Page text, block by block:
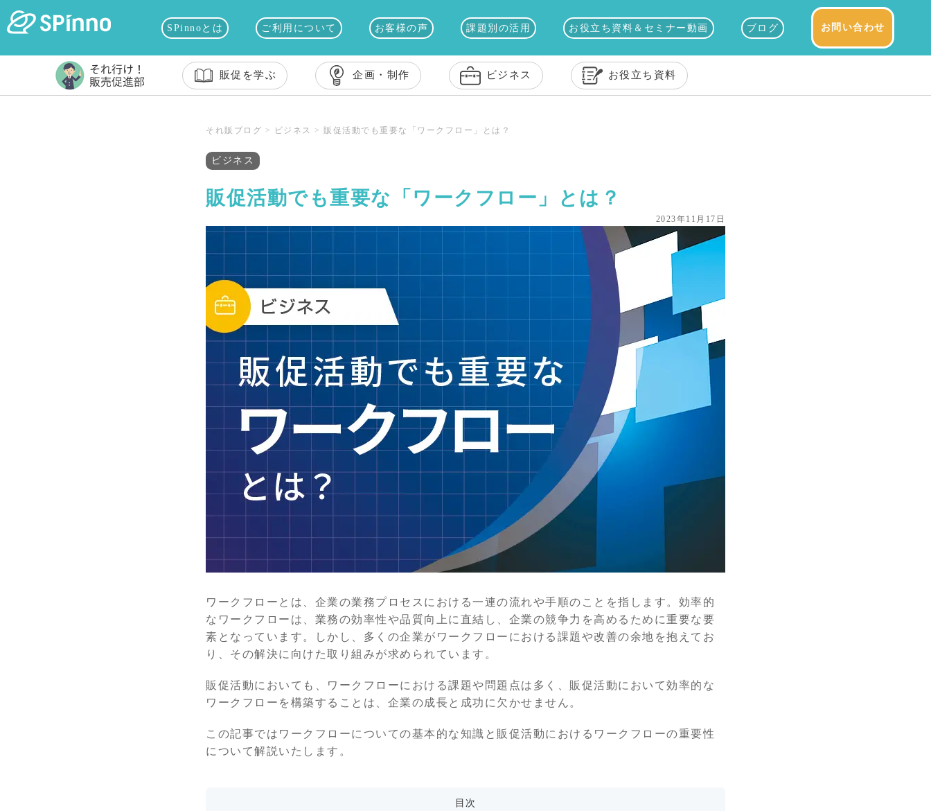
SPinnoとは ご利用について お客様の声 課題別の活用 お役立ち資料＆セミナー動画 ブログ お問い合わせ
販促を学ぶ 企画・制作 ビジネス お役立ち資料
それ販ブログ > ビジネス > 販促活動でも重要な「ワークフロー」とは？
ビジネス
販促活動でも重要な「ワークフロー」とは？
2023年11月17日
ワークフローとは、企業の業務プロセスにおける一連の流れや手順のことを指します。効率的
なワークフローは、業務の効率性や品質向上に直結し、企業の競争力を高めるために重要な要
素となっています。しかし、多くの企業がワークフローにおける課題や改善の余地を抱えてお
り、その解決に向けた取り組みが求められています。
販促活動においても、ワークフローにおける課題や問題点は多く、販促活動において効率的な
ワークフローを構築することは、企業の成長と成功に欠かせません。
この記事ではワークフローについての基本的な知識と販促活動におけるワークフローの重要性
について解説いたします。
目次